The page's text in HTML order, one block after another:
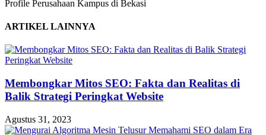
Profile Perusahaan Kampus di Bekasi
ARTIKEL LAINNYA
Membongkar Mitos SEO: Fakta dan Realitas di
Balik Strategi Peringkat Website
Agustus 31, 2023